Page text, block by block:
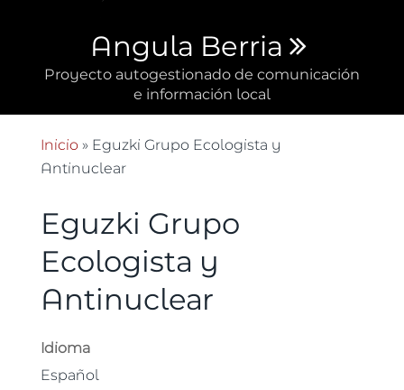
Angula Berria
Proyecto autogestionado de comunicación
e información local
Se encuentra usted aquí
Inicio» Eguzki Grupo Ecologista y
Antinuclear
Eguzki Grupo
Ecologista y
Antinuclear
Idioma
Español